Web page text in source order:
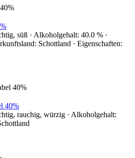
süß · Alkoholgehalt: 40.0 % ·
Schottland · Eigenschaften:
40%
rauchig, würzig · Alkoholgehalt: